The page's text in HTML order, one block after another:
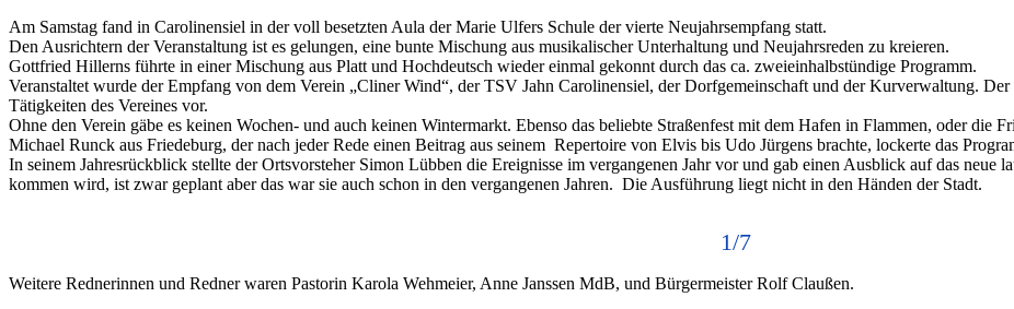
Am Samstag fand in Carolinensiel in der voll besetzten Aula der Marie Ulfers Schule der vierte Neujahrsempfang statt.
Den Ausrichtern der Veranstaltung ist es gelungen, eine bunte Mischung aus musikalischer Unterhaltung und Neujahrsreden zu kreieren.
Gottfried Hillerns führte in einer Mischung aus Platt und Hochdeutsch wieder einmal gekonnt durch das ca. zweieinhalbstündige Programm.
Veranstaltet wurde der Empfang von dem Verein „Cliner Wind“, der TSV Jahn Carolinensiel, der Dorfgemeinschaft und der Kurverwaltung.
Tätigkeiten des Vereines vor.
Ohne den Verein gäbe es keinen Wochen- und auch keinen Wintermarkt. Ebenso das beliebte Straßenfest mit dem Hafen in Flammen, oder die
Michael Runck aus Friedeburg, der nach jeder Rede einen Beitrag aus seinem Repertoire von Elvis bis Udo Jürgens brachte, lockerte das
In seinem Jahresrückblick stellte der Ortsvorsteher Simon Lübben die Ereignisse im vergangenen Jahr vor und gab einen Ausblick auf das neue
kommen wird, ist zwar geplant aber das war sie auch schon in den vergangenen Jahren. Die Ausführung liegt nicht in den Händen der Stadt.
1/7
Weitere Rednerinnen und Redner waren Pastorin Karola Wehmeier, Anne Janssen MdB, und Bürgermeister Rolf Claußen.